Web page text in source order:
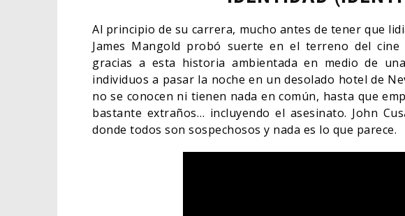
Al principio de su carrera, mucho antes de tener que
James Mangold probó suerte en el terreno del
gracias a esta historia ambientada en medio de
individuos a pasar la noche en un desolado hotel de
no se conocen ni tienen nada en común, hasta que
bastante extraños… incluyendo el asesinato. John
donde todos son sospechosos y nada es lo que parece.